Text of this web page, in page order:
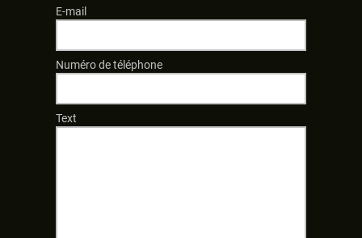
E-mail
Numéro de téléphone
Text